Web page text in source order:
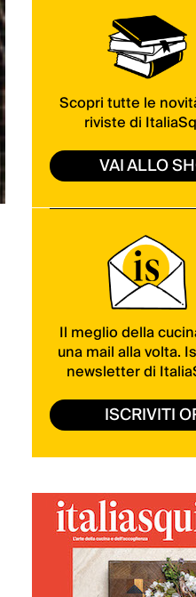
Scopri tutte le
riviste di
VAI ALLO
Il meglio della
una mail alla volta.
newsletter di
ISCRIVITI